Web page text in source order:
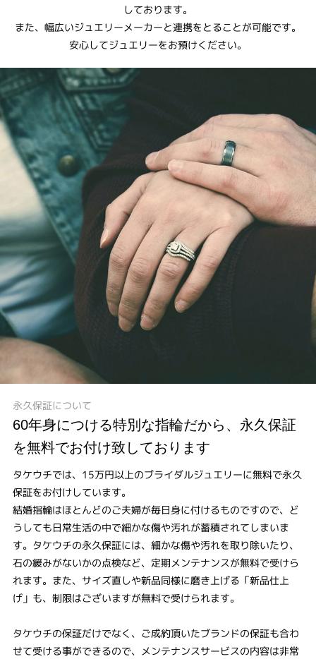
しております。
また、幅広いジュエリーメーカーと連携をとることが可能です。
安心してジュエリーをお預けください。
永久保証について
60年身につける特別な指輪だから、永久保証
を無料でお付け致しております
タケウチでは、15万円以上のブライダルジュエリーに無料で永久
保証をお付けしています。
結婚指輪はほとんどのご夫婦が毎日身に付けるものですので、ど
うしても日常生活の中で細かな傷や汚れが蓄積されてしまいま
す。タケウチの永久保証には、細かな傷や汚れを取り除いたり、
石の緩みがないかの点検など、定期メンテナンスが無料で受けら
れます。また、サイズ直しや新品同様に磨き上げる「新品仕上
げ」も、制限はございますが無料で受けられます。
タケウチの保証だけでなく、ご成約頂いたブランドの保証も合わ
せて受ける事ができるので、メンテナンスサービスの内容は非常